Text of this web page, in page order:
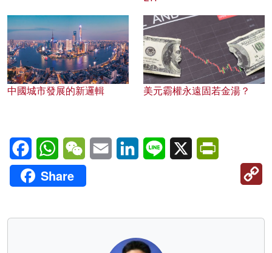
中國城市發展的新邏輯 美元霸權永遠固若金湯？
FacebookWhatsAppWeChatEmail LinkedInLine X
Share